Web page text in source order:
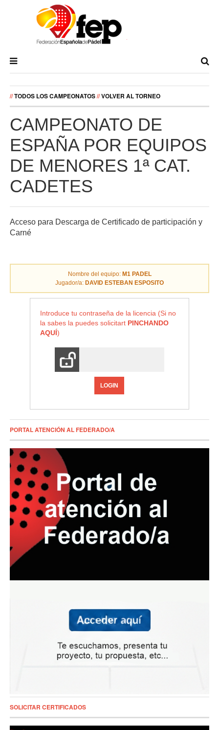
//TODOS LOS CAMPEONATOS//VOLVER AL TORNEO
CAMPEONATO DE
ESPAÑA POR EQUIPOS
DE MENORES 1ª CAT.
CADETES
Acceso para Descarga de Certificado de participación y
Carné
Nombre del equipo: M1 PADEL
Jugador/a: DAVID ESTEBAN ESPOSITO
Introduce tu contraseña de la licencia (Si no
la sabes la puedes solicitart PINCHANDO
AQUÍ)
LOGIN
PORTAL ATENCIÓN AL FEDERADO/A
SOLICITAR CERTIFICADOS